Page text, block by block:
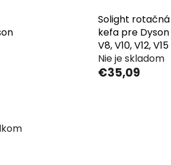
Solight rotačná
kefa pre Dyson
V8, V10, V12, V15
Nie je skladom
€35,09